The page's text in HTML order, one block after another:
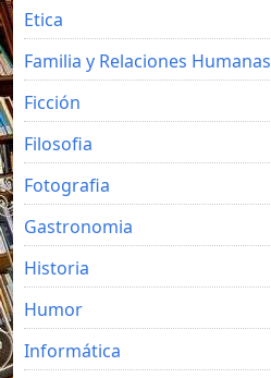
Etica
Familia y Relaciones Humanas
Ficción
Filosofia
Fotografia
Gastronomia
Historia
Humor
Informática